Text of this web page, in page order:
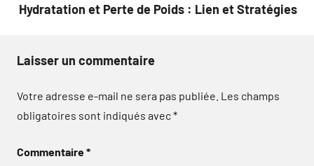
Hydratation et Perte de Poids : Lien et Stratégies
Laisser un commentaire
Votre adresse e-mail ne sera pas publiée. Les champs
obligatoires sont indiqués avec*
Commentaire*